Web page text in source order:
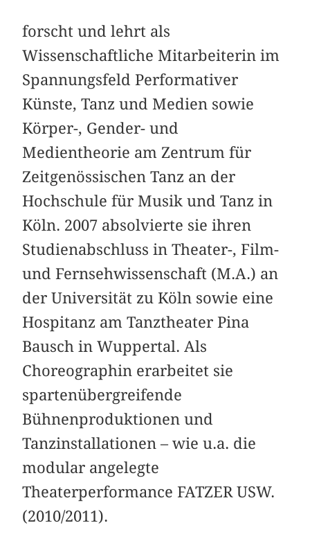
forscht und lehrt als
Wissenschaftliche Mitarbeiterin im
Spannungsfeld Performativer
Künste, Tanz und Medien sowie
Körper-, Gender- und
Medientheorie am Zentrum für
Zeitgenössischen Tanz an der
Hochschule für Musik und Tanz in
Köln. 2007 absolvierte sie ihren
Studienabschluss in Theater-, Film-
und Fernsehwissenschaft (M.A.) an
der Universität zu Köln sowie eine
Hospitanz am Tanztheater Pina
Bausch in Wuppertal. Als
Choreographin erarbeitet sie
spartenübergreifende
Bühnenproduktionen und
Tanzinstallationen – wie u.a. die
modular angelegte
Theaterperformance FATZER USW.
(2010/2011).